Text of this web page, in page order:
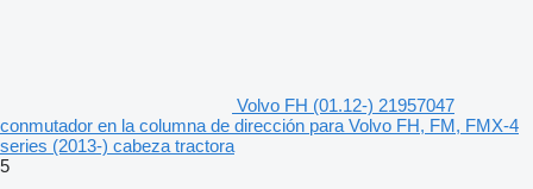
Volvo FH (01.12-) 21957047
conmutador en la columna de dirección para Volvo FH, FM, FMX-4
series (2013-) cabeza tractora
5